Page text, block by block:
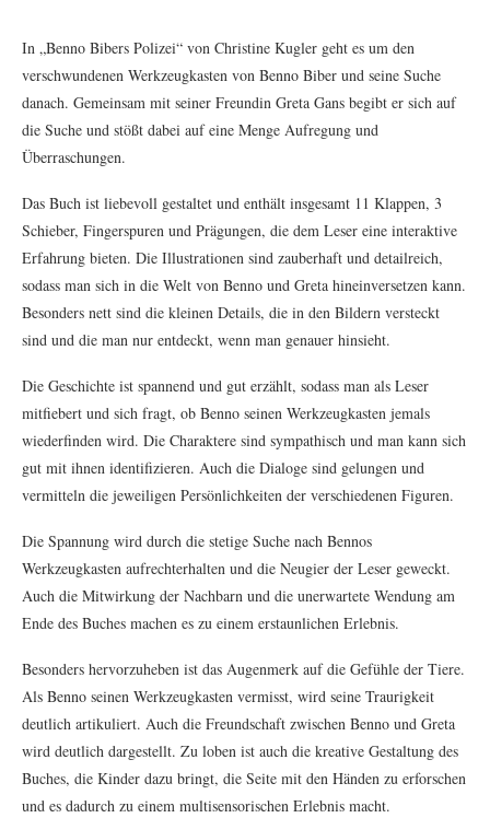
In „Benno Bibers Polizei“ von Christine Kugler geht es um den
verschwundenen Werkzeugkasten von Benno Biber und seine Suche
danach. Gemeinsam mit seiner Freundin Greta Gans begibt er sich auf
die Suche und stößt dabei auf eine Menge Aufregung und
Überraschungen.
Das Buch ist liebevoll gestaltet und enthält insgesamt 11 Klappen, 3
Schieber, Fingerspuren und Prägungen, die dem Leser eine interaktive
Erfahrung bieten. Die Illustrationen sind zauberhaft und detailreich,
sodass man sich in die Welt von Benno und Greta hineinversetzen kann.
Besonders nett sind die kleinen Details, die in den Bildern versteckt
sind und die man nur entdeckt, wenn man genauer hinsieht.
Die Geschichte ist spannend und gut erzählt, sodass man als Leser
mitfiebert und sich fragt, ob Benno seinen Werkzeugkasten jemals
wiederfinden wird. Die Charaktere sind sympathisch und man kann sich
gut mit ihnen identifizieren. Auch die Dialoge sind gelungen und
vermitteln die jeweiligen Persönlichkeiten der verschiedenen Figuren.
Die Spannung wird durch die stetige Suche nach Bennos
Werkzeugkasten aufrechterhalten und die Neugier der Leser geweckt.
Auch die Mitwirkung der Nachbarn und die unerwartete Wendung am
Ende des Buches machen es zu einem erstaunlichen Erlebnis.
Besonders hervorzuheben ist das Augenmerk auf die Gefühle der Tiere.
Als Benno seinen Werkzeugkasten vermisst, wird seine Traurigkeit
deutlich artikuliert. Auch die Freundschaft zwischen Benno und Greta
wird deutlich dargestellt. Zu loben ist auch die kreative Gestaltung des
Buches, die Kinder dazu bringt, die Seite mit den Händen zu erforschen
und es dadurch zu einem multisensorischen Erlebnis macht.